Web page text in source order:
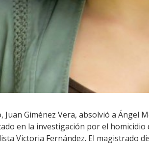
Juan Giménez Vera, absolvió a Ángel
en la investigación por el homicidio
Victoria Fernández. El magistrado